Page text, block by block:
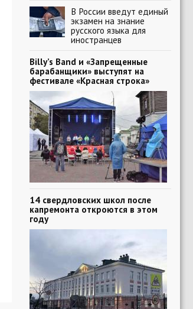
В России введут единый
экзамен на знание
русского языка для
иностранцев
Billy’s Band и «Запрещенные
барабанщики» выступят на
фестивале «Красная строка»
14 свердловских школ после
капремонта откроются в этом
году